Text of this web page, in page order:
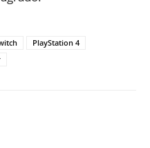
PlayStation 4